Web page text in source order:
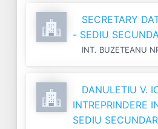
SECRETARY
- SEDIU
INT. BUZETEANU
DANULETIU V.
INTREPRINDERE
SEDIU